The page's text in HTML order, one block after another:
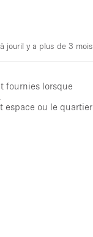
jouril y a plus de 3 mois
fournies lorsque
espace ou le quartier